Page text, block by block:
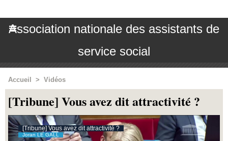
Association nationale des assistants de
service social
Accueil > Vidéos
[Tribune] Vous avez dit attractivité ?